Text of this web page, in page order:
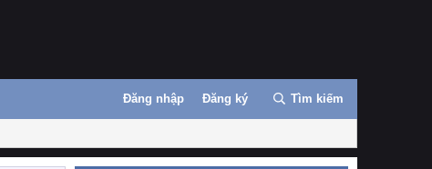
Đăng nhập Đăng ký Tìm kiếm